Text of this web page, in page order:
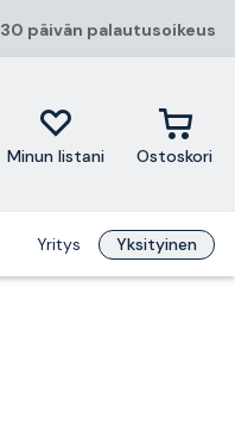
30 päivän palautusoikeus
Minun listani Ostoskori
Yritys Yksityinen